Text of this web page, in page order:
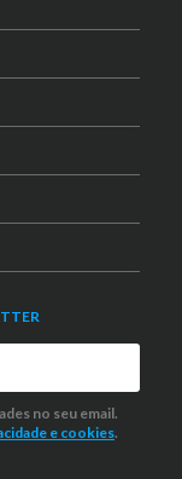
no seu email.
e cookies.